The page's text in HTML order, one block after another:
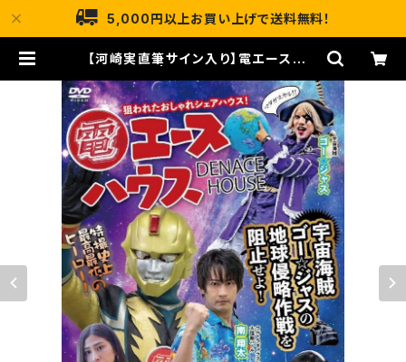
5,000円以上お買い上げで送料無料！
【河崎実直筆サイン入り】電エースハウ
ストア